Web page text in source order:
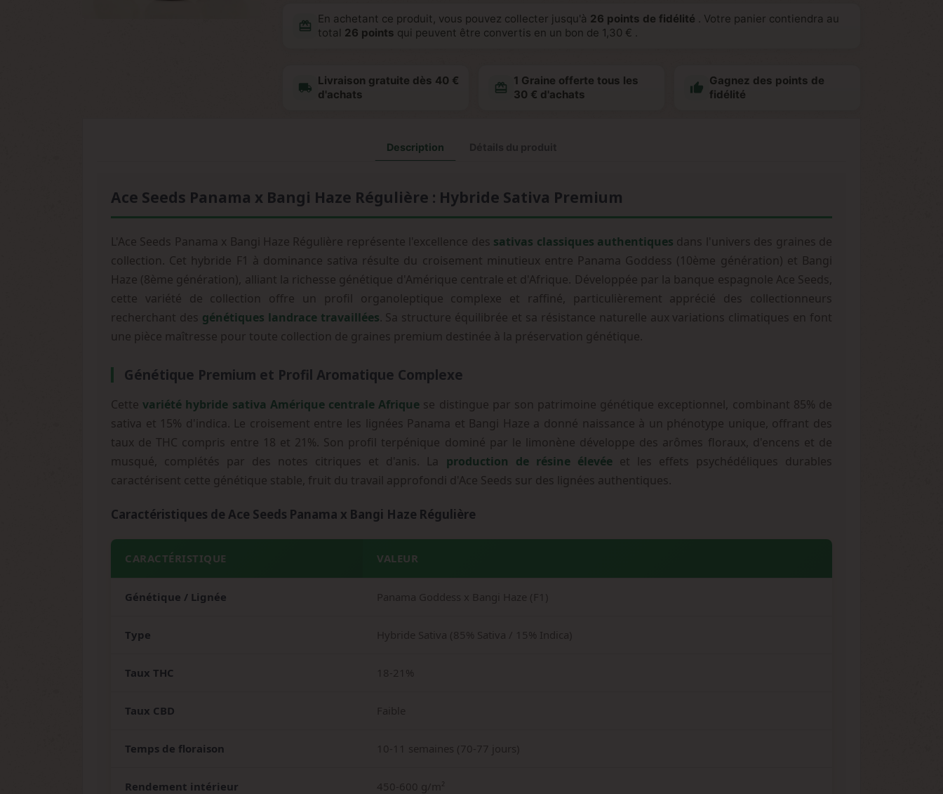
redeem
En achetant ce produit, vous pouvez collecter jusqu'à 26 points de fidélité . Votre panier contiendra au
total 26 points qui peuvent être convertis en un bon de 1,30 € .
local_shipping
Livraison gratuite dès 40 €
d'achats
redeem
1 Graine offerte tous les
30 € d'achats

Gagnez des points de
fidélité
Description
Ace Seeds Panama x Bangi Haze Régulière : Hybride Sativa Premium
L'Ace Seeds Panama x Bangi Haze Régulière représente l'excellence des sativas classiques authentiques dans l'univers des graines de
collection. Cet hybride F1 à dominance sativa résulte du croisement minutieux entre Panama Goddess (10ème génération) et Bangi
Haze (8ème génération), alliant la richesse génétique d'Amérique centrale et d'Afrique. Développée par la banque espagnole Ace Seeds,
cette variété de collection offre un profil organoleptique complexe et raffiné, particulièrement apprécié des collectionneurs
recherchant des génétiques landrace travaillées. Sa structure équilibrée et sa résistance naturelle aux variations climatiques en font
une pièce maîtresse pour toute collection de graines premium destinée à la préservation génétique.
Génétique Premium et Profil Aromatique Complexe
Cettevariété hybride sativa Amérique centrale Afrique se distingue par son patrimoine génétique exceptionnel, combinant 85% de
sativa et 15% d'indica. Le croisement entre les lignées Panama et Bangi Haze a donné naissance à un phénotype unique, offrant des
taux de THC compris entre 18 et 21%. Son profil terpénique dominé par le limonène développe des arômes floraux, d'encens et de
musqué, complétés par des notes citriques et d'anis. La production de résine élevéeet les effets psychédéliques durables
caractérisent cette génétique stable, fruit du travail approfondi d'Ace Seeds sur des lignées authentiques.
Caractéristiques de Ace Seeds Panama x Bangi Haze Régulière
CARACTÉRISTIQUE VALEUR
Génétique / Lignée Panama Goddess x Bangi Haze (F1)
Type Hybride Sativa (85% Sativa / 15% Indica)
Taux THC 18-21%
Taux CBD Faible
Temps de floraison 10-11 semaines (70-77 jours)
Rendement intérieur 450-600 g/m²